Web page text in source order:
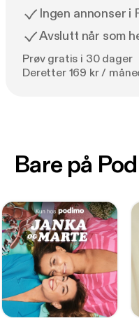
Ingen annonser i
Avslutt når som
Prøv gratis i 30 dager
Deretter 169 kr /
Bare på